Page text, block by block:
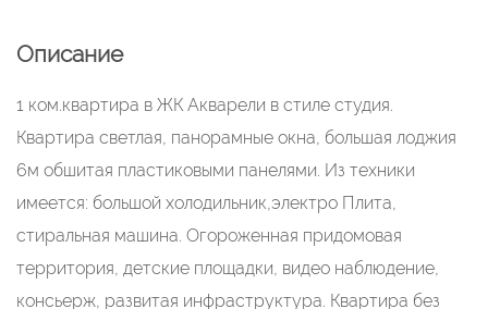
Описание
1 ком.квартира в ЖК Акварели в стиле студия.
Квартира светлая, панорамные окна, большая лоджия
6м обшитая пластиковыми панелями. Из техники
имеется: большой холодильник,электро Плита,
стиральная машина. Огороженная придомовая
территория, детские площадки, видео наблюдение,
консьерж, развитая инфраструктура. Квартира без